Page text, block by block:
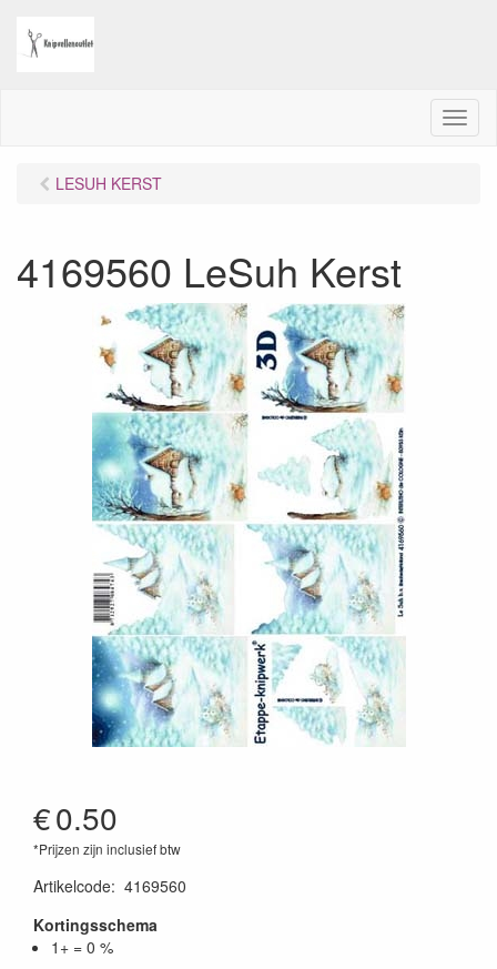
M
e
LESUH KERST
4169560 LeSuh Kerst
€0.50
*Prijzen zijn inclusief btw
Artikelcode: 4169560
Kortingsschema
1+ = 0 %